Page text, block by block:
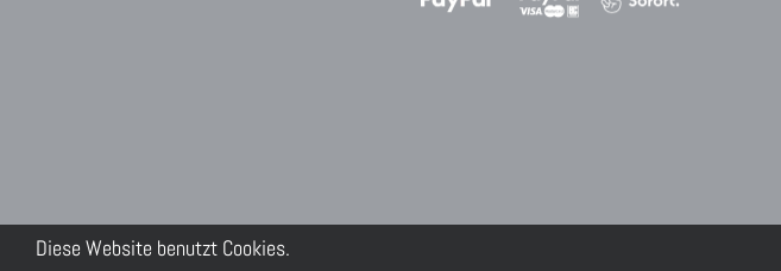
Diese Website benutzt Cookies.